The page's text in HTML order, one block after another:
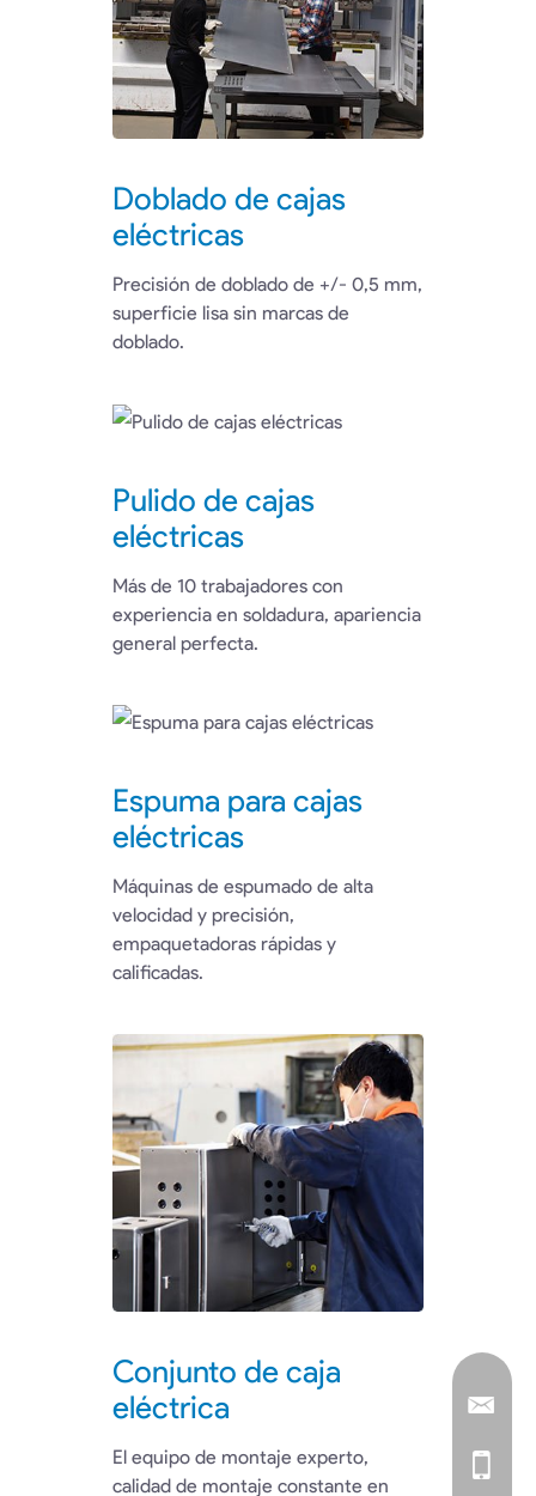
Doblado de cajas
eléctricas
Precisión de doblado de +/- 0,5 mm,
superficie lisa sin marcas de
doblado.
Pulido de cajas
eléctricas
Más de 10 trabajadores con
experiencia en soldadura, apariencia
general perfecta.
Espuma para cajas
eléctricas
Máquinas de espumado de alta
velocidad y precisión,
empaquetadoras rápidas y
calificadas.
Conjunto de caja
eléctrica
El equipo de montaje experto,
calidad de montaje constante en